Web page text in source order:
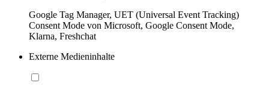
Google Tag Manager, UET (Universal Event Tracking)
Consent Mode von Microsoft, Google Consent Mode,
Klarna, Freshchat
Externe Medieninhalte